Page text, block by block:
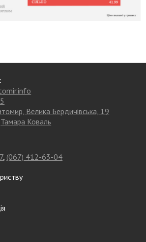
Велика Бердичівська, 19
Тамара Коваль
, (067) 412-63-04